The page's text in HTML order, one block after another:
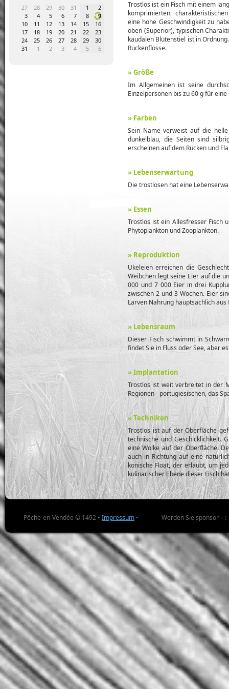
1
27
28 29 30 31 1
2
3
4 5 6 7 8
9
10
11 12 13 14 15
16
17
18 19 20 21 22
23
24
25 26 27 28 29
30
31
1 2 3 4 5 6
2 3 4 5
6
9 10 11 12
13
16 17 18 19
20
23 24 25 26
27
30 1 2 3
4
7 8 9
28
29
30
5
6
7
12
13
14
19
20
21
26
27
28
Trostlos ist ein Fisch mit einem
komprimierten,
eine hohe Geschwindigkeit zu
oben (Superior), typischen
kaudalen Blütenstiel ist in
Rückenflosse.
» Größe
Im Allgemeinen ist seine
Einzelpersonen bis zu 60 g für
» Farben
Sein Name verweist auf die
dunkelblau, die Seiten sind
erscheinen auf dem Rücken und
» Lebenserwartung
Die trostlosen hat eine
» Essen
Trostlos ist ein Allesfresser Fisch
Phytoplankton und Zooplankton.
» Reproduktion
Ukeleien erreichen die
Weibchen legt seine Eier auf die
000 und 7 000 Eier in drei
zwischen 2 und 3 Wochen. Eier
Larven Nahrung hauptsächlich aus
» Lebensraum
Dieser Fisch schwimmt in
findet Sie in Fluss oder See, aber
» Implantation
Trostlos ist weit verbreitet in der
Regionen - portugiesischen, das
» Techniken
Trostlos ist auf der Oberfläche
technische und Geschicklichkeit.
eine Wolke auf der Oberfläche.
auch in Richtung auf eine
konische Float, der erlaubt, um
kulinarischer Ebene dieser Fisch
Pêche-en-Vendée © 1492 • Impressum • Werden Sie sponsor :